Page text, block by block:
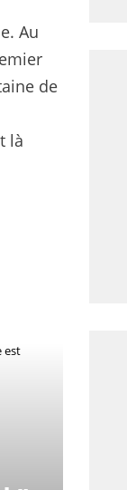
Au
de
là